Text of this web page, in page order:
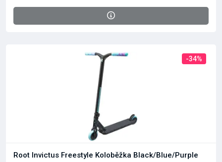
-34%
Root Invictus Freestyle Koloběžka Black/Blue/Purple